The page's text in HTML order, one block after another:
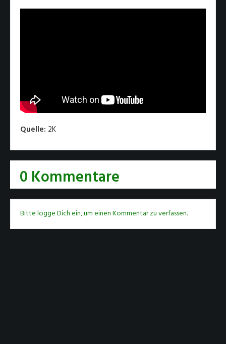
Quelle: 2K
0 Kommentare
Bitte logge Dich ein, um einen Kommentar zu verfassen.